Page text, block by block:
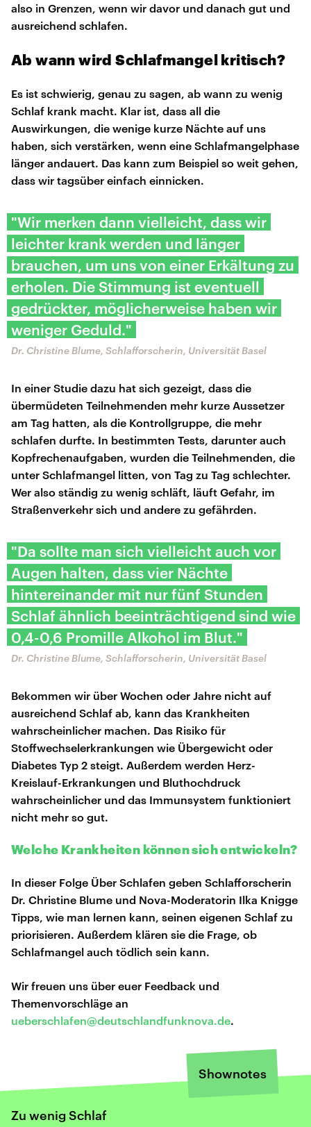
also in Grenzen, wenn wir davor und danach gut und
ausreichend schlafen.
Ab wann wird Schlafmangel kritisch?
Es ist schwierig, genau zu sagen, ab wann zu wenig
Schlaf krank macht. Klar ist, dass all die
Auswirkungen, die wenige kurze Nächte auf uns
haben, sich verstärken, wenn eine Schlafmangelphase
länger andauert. Das kann zum Beispiel so weit gehen,
dass wir tagsüber einfach einnicken.
"Wir merken dann vielleicht, dass wir
leichter krank werden und länger
brauchen, um uns von einer Erkältung zu
erholen. Die Stimmung ist eventuell
gedrückter, möglicherweise haben wir
weniger Geduld."
Dr. Christine Blume, Schlafforscherin, Universität Basel
In einer Studie dazu hat sich gezeigt, dass die
übermüdeten Teilnehmenden mehr kurze Aussetzer
am Tag hatten, als die Kontrollgruppe, die mehr
schlafen durfte. In bestimmten Tests, darunter auch
Kopfrechenaufgaben, wurden die Teilnehmenden, die
unter Schlafmangel litten, von Tag zu Tag schlechter.
Wer also ständig zu wenig schläft, läuft Gefahr, im
Straßenverkehr sich und andere zu gefährden.
"Da sollte man sich vielleicht auch vor
Augen halten, dass vier Nächte
hintereinander mit nur fünf Stunden
Schlaf ähnlich beeinträchtigend sind wie
0,4-0,6 Promille Alkohol im Blut."
Dr. Christine Blume, Schlafforscherin, Universität Basel
Bekommen wir über Wochen oder Jahre nicht auf
ausreichend Schlaf ab, kann das Krankheiten
wahrscheinlicher machen. Das Risiko für
Stoffwechselerkrankungen wie Übergewicht oder
Diabetes Typ 2 steigt. Außerdem werden Herz-
Kreislauf-Erkrankungen und Bluthochdruck
wahrscheinlicher und das Immunsystem funktioniert
nicht mehr so gut.
Welche Krankheiten können sich entwickeln?
In dieser Folge Über Schlafen geben Schlafforscherin
Dr. Christine Blume und Nova-Moderatorin Ilka Knigge
Tipps, wie man lernen kann, seinen eigenen Schlaf zu
priorisieren. Außerdem klären sie die Frage, ob
Schlafmangel auch tödlich sein kann.
Wir freuen uns über euer Feedback und
Themenvorschläge an
ueberschlafen@deutschlandfunknova.de.
Shownotes
Zu wenig Schlaf